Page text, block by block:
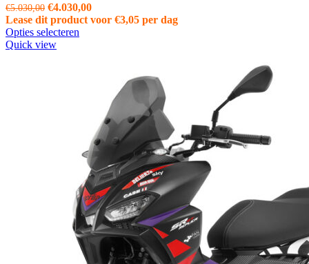
€5.030,00 Oorspronkelijke
prijs
was:
€5.030,00.
€4.030,00Huidige
prijs
Lease dit product voor €3,05 per dag
Opties selecteren
Quick view